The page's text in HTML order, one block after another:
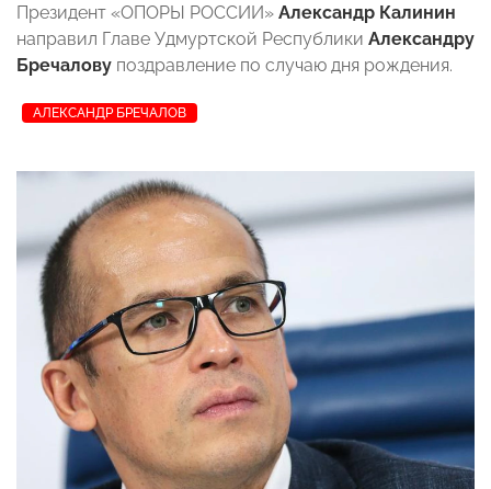
Президент «ОПОРЫ РОССИИ» Александр Калинин
направил Главе Удмуртской Республики Александру
Бречалову поздравление по случаю дня рождения.
АЛЕКСАНДР БРЕЧАЛОВ